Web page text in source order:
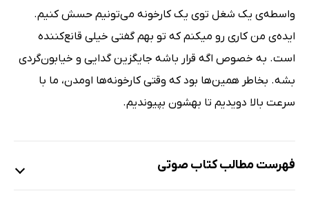
واسطه‌ی یک شغل توی یک کارخونه می‌تونیم حسش کنیم.
ایده‌ی من کاری رو میکنم که تو بهم گفتی خیلی قانع‌کننده
است. به خصوص اگه قرار باشه جایگزین گدایی و خیابون‌گردی
بشه. بخاطر همین‌ها بود که وقتی کارخونه‌ها اومدن، ما با
سرعت بالا دویدیم تا بهشون بپیوندیم.
فهرست مطالب کتاب صوتی